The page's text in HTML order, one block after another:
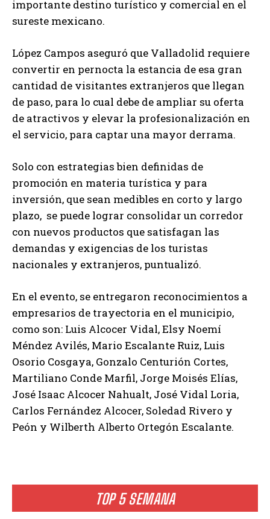
TOP 5 SEMANA
importante destino turístico y comercial en el
sureste mexicano.
López Campos aseguró que Valladolid requiere
convertir en pernocta la estancia de esa gran
cantidad de visitantes extranjeros que llegan
de paso, para lo cual debe de ampliar su oferta
de atractivos y elevar la profesionalización en
el servicio, para captar una mayor derrama.
Solo con estrategias bien definidas de
promoción en materia turística y para
inversión, que sean medibles en corto y largo
plazo, se puede lograr consolidar un corredor
con nuevos productos que satisfagan las
demandas y exigencias de los turistas
nacionales y extranjeros, puntualizó.
En el evento, se entregaron reconocimientos a
empresarios de trayectoria en el municipio,
como son: Luis Alcocer Vidal, Elsy Noemí
Méndez Avilés, Mario Escalante Ruiz, Luis
Osorio Cosgaya, Gonzalo Centurión Cortes,
Martiliano Conde Marfil, Jorge Moisés Elías,
José Isaac Alcocer Nahualt, José Vidal Loria,
Carlos Fernández Alcocer, Soledad Rivero y
Peón y Wilberth Alberto Ortegón Escalante.